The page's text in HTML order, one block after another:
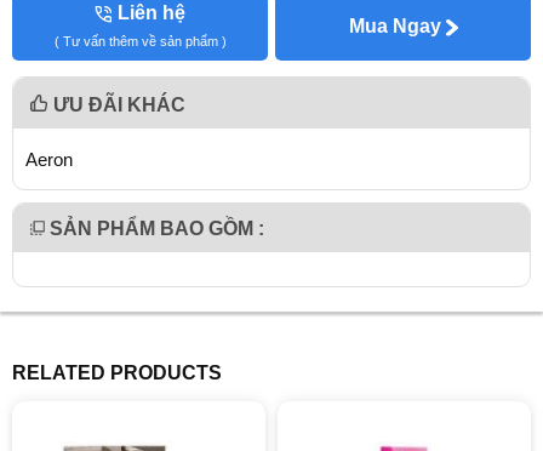
Liên hệ
( Tư vấn thêm về sản phẩm )
Mua Ngay
ƯU ĐÃI KHÁC
Aeron
SẢN PHẨM BAO GỒM :
RELATED PRODUCTS